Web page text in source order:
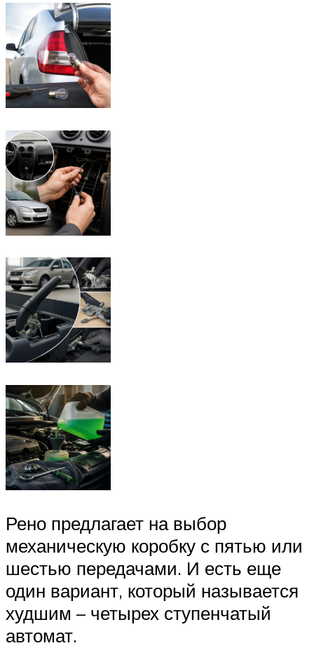
Рено предлагает на выбор
механическую коробку с пятью или
шестью передачами. И есть еще
один вариант, который называется
худшим – четырех ступенчатый
автомат.